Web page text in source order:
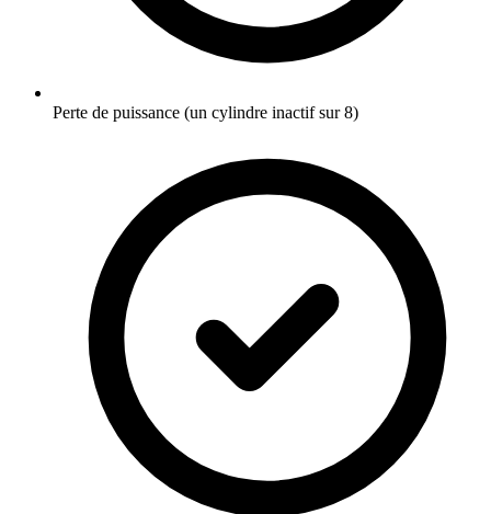
Perte de puissance (un cylindre inactif sur 8)